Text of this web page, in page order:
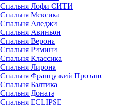
Спальня Лофи СИТИ
Спальня Мексика
Спальня Аледжи
Спальня Авиньон
Спальня Верона
Спальня Римини
Спальня Классика
Спальня Лирона
Спальня Французкий Прованс
Спальня Балтика
Спальня Доната
Спальня ECLIPSE